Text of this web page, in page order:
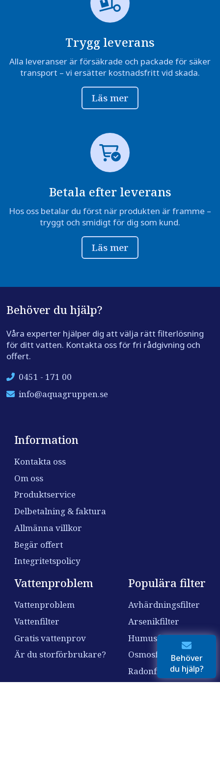
Trygg leverans
Alla leveranser är försäkrade och packade för säker
transport – vi ersätter kostnadsfritt vid skada.
Läs mer
Betala efter leverans
Hos oss betalar du först när produkten är framme –
tryggt och smidigt för dig som kund.
Läs mer
Behöver du hjälp?
Våra experter hjälper dig att välja rätt filterlösning
för ditt vatten. Kontakta oss för fri rådgivning och
offert.
0451 - 171 00
info@aquagruppen.se
Information
Kontakta oss
Om oss
Produktservice
Delbetalning & faktura
Allmänna villkor
Begär offert
Integritetspolicy
Vattenproblem
Vattenproblem
Vattenfilter
Gratis vattenprov
Är du storförbrukare?
Populära filter
Avhärdningsfilter
Arsenikfilter
Humusfilter
Osmosfilter
Radonfilter
Behöver
du hjälp?